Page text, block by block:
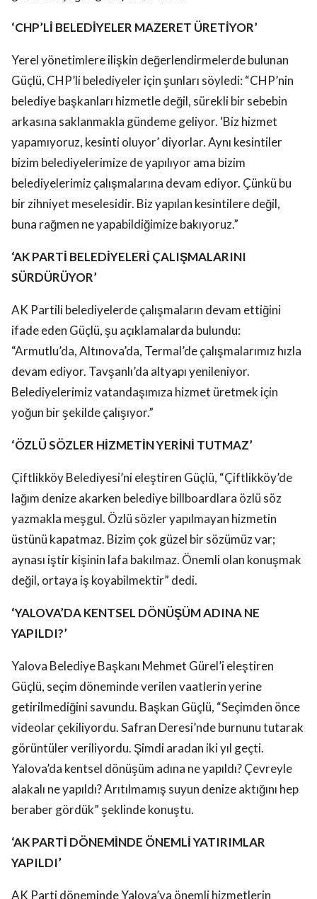
‘CHP’Lİ BELEDİYELER MAZERET ÜRETİYOR’
Yerel yönetimlere ilişkin değerlendirmelerde bulunan
Güçlü, CHP’li belediyeler için şunları söyledi: “CHP’nin
belediye başkanları hizmetle değil, sürekli bir sebebin
arkasına saklanmakla gündeme geliyor. ‘Biz hizmet
yapamıyoruz, kesinti oluyor’ diyorlar. Aynı kesintiler
bizim belediyelerimize de yapılıyor ama bizim
belediyelerimiz çalışmalarına devam ediyor. Çünkü bu
bir zihniyet meselesidir. Biz yapılan kesintilere değil,
buna rağmen ne yapabildiğimize bakıyoruz.”
‘AK PARTİ BELEDİYELERİ ÇALIŞMALARINI
SÜRDÜRÜYOR’
AK Partili belediyelerde çalışmaların devam ettiğini
ifade eden Güçlü, şu açıklamalarda bulundu:
“Armutlu’da, Altınova’da, Termal’de çalışmalarımız hızla
devam ediyor. Tavşanlı’da altyapı yenileniyor.
Belediyelerimiz vatandaşımıza hizmet üretmek için
yoğun bir şekilde çalışıyor.”
‘ÖZLÜ SÖZLER HİZMETİN YERİNİ TUTMAZ’
Çiftlikköy Belediyesi’ni eleştiren Güçlü, “Çiftlikköy’de
lağım denize akarken belediye billboardlara özlü söz
yazmakla meşgul. Özlü sözler yapılmayan hizmetin
üstünü kapatmaz. Bizim çok güzel bir sözümüz var;
aynası iştir kişinin lafa bakılmaz. Önemli olan konuşmak
değil, ortaya iş koyabilmektir” dedi.
‘YALOVA’DA KENTSEL DÖNÜŞÜM ADINA NE
YAPILDI?’
Yalova Belediye Başkanı Mehmet Gürel’i eleştiren
Güçlü, seçim döneminde verilen vaatlerin yerine
getirilmediğini savundu. Başkan Güçlü, “Seçimden önce
videolar çekiliyordu. Safran Deresi’nde burnunu tutarak
görüntüler veriliyordu. Şimdi aradan iki yıl geçti.
Yalova’da kentsel dönüşüm adına ne yapıldı? Çevreyle
alakalı ne yapıldı? Arıtılmamış suyun denize aktığını hep
beraber gördük” şeklinde konuştu.
‘AK PARTİ DÖNEMİNDE ÖNEMLİ YATIRIMLAR
YAPILDI’
AK Parti döneminde Yalova’ya önemli hizmetlerin